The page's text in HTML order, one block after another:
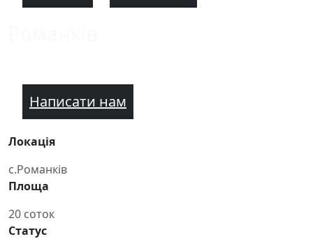
Написати нам
Локація
с.Романків
Площа
20 соток
Статус